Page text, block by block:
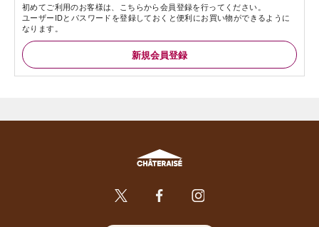
初めてご利用のお客様は、こちらから会員登録を行ってください。
ユーザーIDとパスワードを登録しておくと便利にお買い物ができるように
なります。